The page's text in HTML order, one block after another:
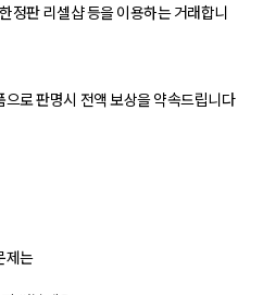
정판 리셀샵 등을 이용하는 거래합니
로 판명시 전액 보상을 약속드립니다
제는